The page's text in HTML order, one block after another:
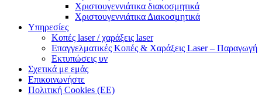
Χριστουγεννιάτικα διακοσμητικά
Χριστουγεννιάτικα Διακοσμητικά
Υπηρεσίες
Κοπές laser / χαράξεις laser
Επαγγελματικές Κοπές & Χαράξεις Laser – Παραγωγή
Εκτυπώσεις υν
Σχετικά με εμάς
Επικοινωνήστε
Πολιτική Cookies (ΕΕ)